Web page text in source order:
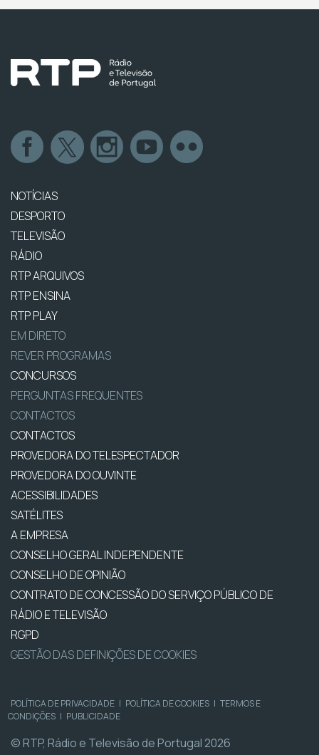
NOTÍCIAS
DESPORTO
TELEVISÃO
RÁDIO
RTP ARQUIVOS
RTP ENSINA
RTP PLAY
EM DIRETO
REVER PROGRAMAS
CONCURSOS
PERGUNTAS FREQUENTES
CONTACTOS
CONTACTOS
PROVEDORA DO TELESPECTADOR
PROVEDORA DO OUVINTE
ACESSIBILIDADES
SATÉLITES
A EMPRESA
CONSELHO GERAL INDEPENDENTE
CONSELHO DE OPINIÃO
CONTRATO DE CONCESSÃO DO SERVIÇO PÚBLICO DE
RÁDIO E TELEVISÃO
RGPD
GESTÃO DAS DEFINIÇÕES DE COOKIES
POLÍTICA DE PRIVACIDADE | POLÍTICA DE COOKIES | TERMOS E
CONDIÇÕES | PUBLICIDADE
© RTP, Rádio e Televisão de Portugal 2026